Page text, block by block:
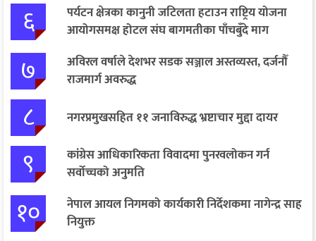
६
पर्यटन क्षेत्रका कानुनी जटिलता हटाउन राष्ट्रिय योजना
आयोगसमक्ष होटल संघ बागमतीका पाँचबुँदे माग
७
अविरल वर्षाले देशभर सडक सञ्जाल अस्तव्यस्त, दर्जनौँ
राजमार्ग अवरुद्ध
८ नगरप्रमुखसहित ११ जनाविरुद्ध भ्रष्टाचार मुद्दा दायर
९
कांग्रेस आधिकारिकता विवादमा पुनरवलोकन गर्न
सर्वोच्चको अनुमति
१०
नेपाल आयल निगमको कार्यकारी निर्देशकमा नागेन्द्र साह
नियुक्त